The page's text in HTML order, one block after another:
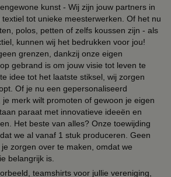
kunst - Wij zijn jouw partners in
tot unieke meesterwerken. Of het nu
polos, petten of zelfs koussen zijn - als
kunnen wij het bedrukken voor jou!
grenzen, dankzij onze eigen
gebrand is om jouw visie tot leven te
idee tot het laatste stiksel, wij zorgen
Of je nu een gepersonaliseerd
merk wilt promoten of gewoon je eigen
paraat met innovatieve ideeën en
Het beste van alles? Onze toewijding
we al vanaf 1 stuk produceren. Geen
zorgen over te maken, omdat we
belangrijk is.
teamshirts voor jullie vereniging,